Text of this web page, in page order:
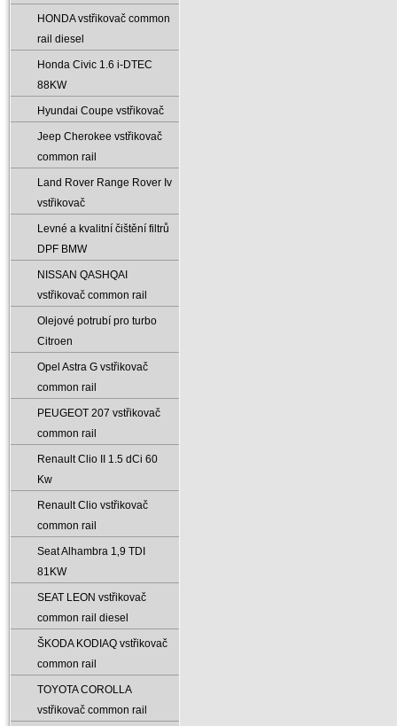
HONDA vstřikovač common
rail diesel
Honda Civic 1.6 i-DTEC
88KW
Hyundai Coupe vstřikovač
Jeep Cherokee vstřikovač
common rail
Land Rover Range Rover Iv
vstřikovač
Levné a kvalitní čištění filtrů
DPF BMW
NISSAN QASHQAI
vstřikovač common rail
Olejové potrubí pro turbo
Citroen
Opel Astra G vstřikovač
common rail
PEUGEOT 207 vstřikovač
common rail
Renault Clio II 1.5 dCi 60
Kw
Renault Clio vstřikovač
common rail
Seat Alhambra 1‚9 TDI
81KW
SEAT LEON vstřikovač
common rail diesel
ŠKODA KODIAQ vstřikovač
common rail
TOYOTA COROLLA
vstřikovač common rail